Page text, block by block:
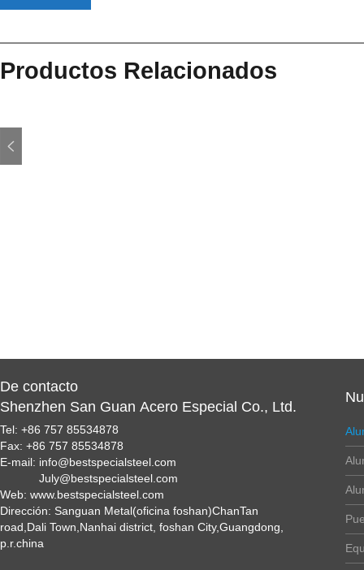
Productos Relacionados
De contacto
Shenzhen San Guan Acero Especial Co., Ltd.
Tel: +86 757 85534878
Fax: +86 757 85534878
E-mail: info@bestspecialsteel.com
July@bestspecialsteel.com
Web: www.bestspecialsteel.com
Dirección: Sanguan Metal(oficina foshan)ChanTan
road,Dali Town,Nanhai district, foshan City,Guangdong,
p.r.china